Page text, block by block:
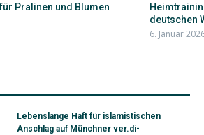
Pralinen und Blumen
deutschen
6. Januar
Lebenslange Haft für islamistischen
Anschlag auf Münchner ver.di-